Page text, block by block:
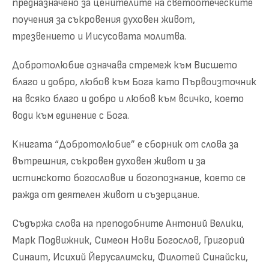
предназначено за ценителите на светоотеческите
поучения за съкровения духовен живот,
трезвението и Иисусовата молитва.
Добротолюбие означава стремеж към Висшето
благо и добро, любов към Бога като Първоизточник
на всяко благо и добро и любов към всичко, което
води към единение с Бога.
Книгата “Добротолюбие” е сборник от слова за
вътрешния, съкровен духовен живот и за
истинското богословие и богопознание, което се
ражда от деятелен живот и съзерцание.
Съдържа слова на преподобните Антоний Велики,
Марк Подвижник, Симеон Нови Богослов, Григорий
Синаит, Исихий Йерусалимски, Филотей Синайски,